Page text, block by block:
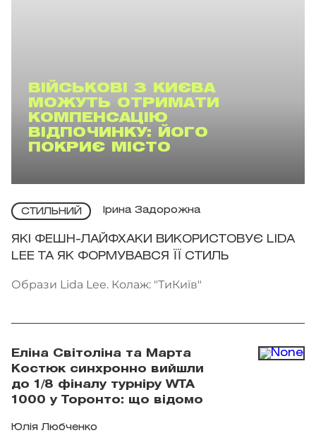
ВІЙСЬКОВІ З КИЄВА
МОЖУТЬ ОТРИМАТИ
КОМПЕНСАЦІЮ
ВІДПОЧИНКУ: ЙОГО
ПОКРИЄ МІСТО
СТИЛЬНИЙ Ірина Задорожна
ЯКІ ФЕШН-ЛАЙФХАКИ ВИКОРИСТОВУЄ LIDA
LEE ТА ЯК ФОРМУВАВСЯ ЇЇ СТИЛЬ
Образи Lida Lee. Колаж: "ТиКиїв"
Еліна Світоліна та Марта
Костюк синхронно вийшли
до 1/8 фіналу турніру WTA
1000 у Торонто: що відомо
Юлія Любченко